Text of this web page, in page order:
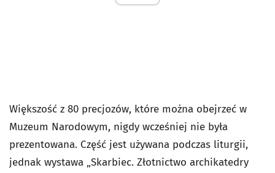
Większość z 80 precjozów, które można obejrzeć w
Muzeum Narodowym, nigdy wcześniej nie była
prezentowana. Część jest używana podczas liturgii,
jednak wystawa „Skarbiec. Złotnictwo archikatedry